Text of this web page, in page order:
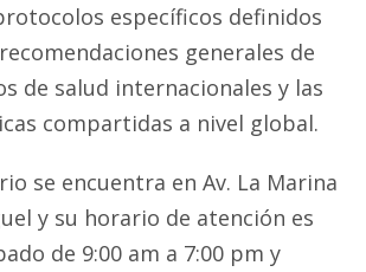
específicos definidos
generales de
de salud internacionales y las
compartidas a nivel global.
se encuentra en Av. La Marina
y su horario de atención es
de 9:00 am a 7:00 pm y